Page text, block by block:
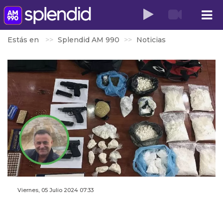
Estás en Splendid AM 990 Noticias
Viernes, 05 Julio 2024 07:33